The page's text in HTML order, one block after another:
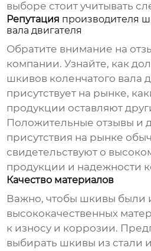
выборе стоит учитывать
Репутация производителя
вала двигателя
Обратите внимание на
компании. Узнайте, как
шкивов коленчатого вала
присутствует на рынке,
продукции оставляют
Положительные отзывы и
присутствия на рынке
свидетельствуют о
продукции и надежности
Качество материалов
Важно, чтобы шкивы были
высококачественных
к износу и коррозии.
выбирать шкивы из стали